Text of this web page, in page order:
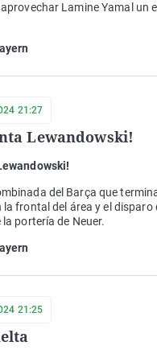
Lamine Yamal un
21:27
Lewandowski!
del Barça que
frontal del área y el disparo
portería de Neuer.
21:25